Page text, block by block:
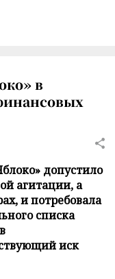
в
допустило
агитации, а
и потребовала
списка
иск